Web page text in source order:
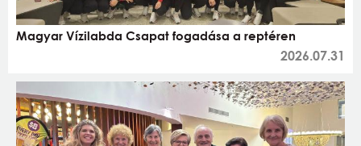
Magyar Vízilabda Csapat fogadása a reptéren
2026.07.31